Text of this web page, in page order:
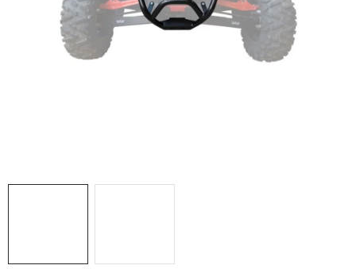
NAVIJAKY COME UP WARN
OLEJE MAXIMA A FILTRE
ŠTVORKOLKY